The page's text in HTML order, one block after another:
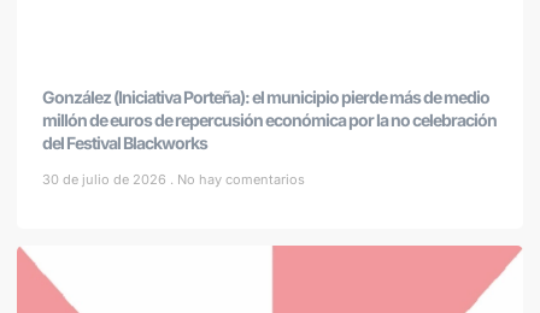
González (Iniciativa Porteña): el municipio pierde más de medio
millón de euros de repercusión económica por la no celebración
del Festival Blackworks
30 de julio de 2026 No hay comentarios